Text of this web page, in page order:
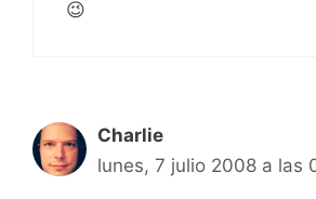
😉
Charlie
lunes, 7 julio 2008 a las